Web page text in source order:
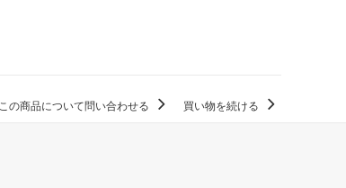
この商品について問い合わせる 買い物を続ける